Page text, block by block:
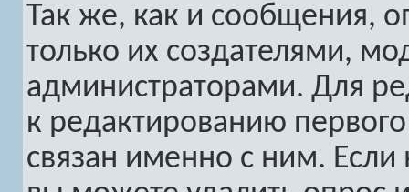
Так же, как и сообщения,
только их создателями,
администраторами. Для
к редактированию
связан именно с ним. Если